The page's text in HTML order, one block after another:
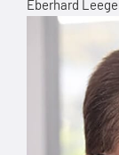
Eberhard